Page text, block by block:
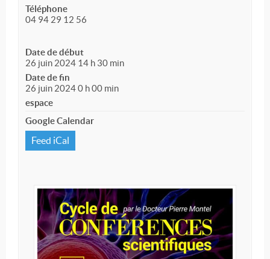
Téléphone
04 94 29 12 56
Date de début
26 juin 2024 14 h 30 min
Date de fin
26 juin 2024 0 h 00 min
espace
Google Calendar
Feed iCal